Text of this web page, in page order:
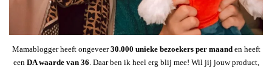
Mamablogger heeft ongeveer30.000 unieke bezoekers per maanden heeft
een DA waarde van 36. Daar ben ik heel erg blij mee! Wil jij jouw product,